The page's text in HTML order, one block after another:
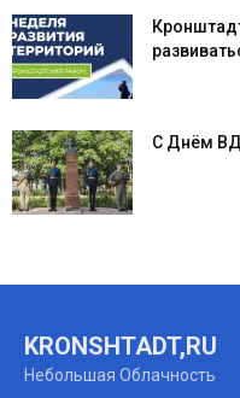
С Днём
KRONSHTADT,RU
Небольшая Облачность